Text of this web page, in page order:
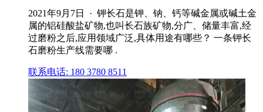
2021年9月7日 · 钾长石是钾、钠、钙等碱金属或碱土金
属的铝硅酸盐矿物,也叫长石族矿物,分广、储量丰富,经
过磨粉之后,应用领域广泛,具体用途有哪些？ 一条钾长
石磨粉生产线需要哪 .
联系电话: 180 3780 8511